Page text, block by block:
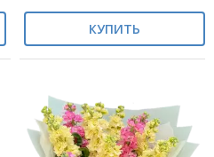
КУПИТЬ